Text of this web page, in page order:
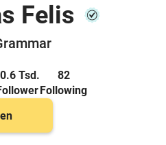
Felis
Tsd.
82
Following